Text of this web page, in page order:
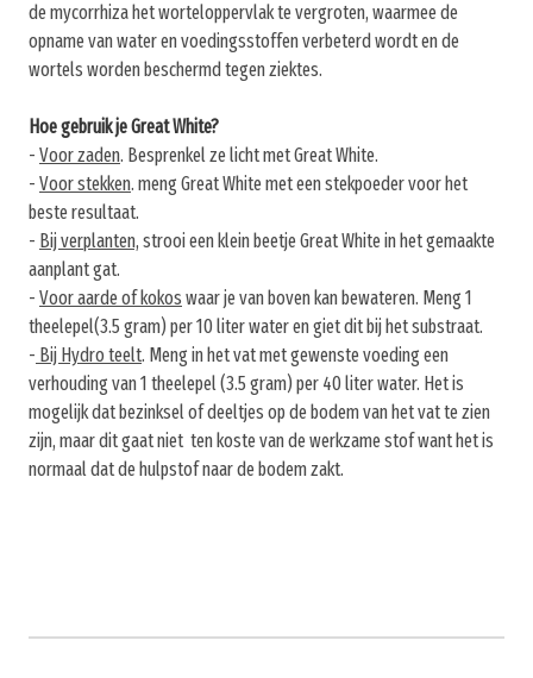
de mycorrhiza het worteloppervlak te vergroten, waarmee de
opname van water en voedingsstoffen verbeterd wordt en de
wortels worden beschermd tegen ziektes.
Hoe gebruik je Great White?
- Voor zaden. Besprenkel ze licht met Great White.
- Voor stekken. meng Great White met een stekpoeder voor het
beste resultaat.
- Bij verplanten, strooi een klein beetje Great White in het gemaakte
aanplant gat.
- Voor aarde of kokos waar je van boven kan bewateren. Meng 1
theelepel(3.5 gram) per 10 liter water en giet dit bij het substraat.
- Bij Hydro teelt. Meng in het vat met gewenste voeding een
verhouding van 1 theelepel (3.5 gram) per 40 liter water. Het is
mogelijk dat bezinksel of deeltjes op de bodem van het vat te zien
zijn, maar dit gaat niet ten koste van de werkzame stof want het is
normaal dat de hulpstof naar de bodem zakt.